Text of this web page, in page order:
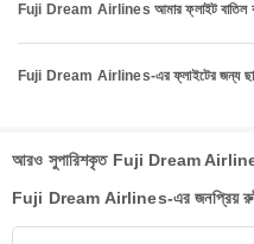
Fuji Dream Airlines আমার ফ্লাইট বাতিল
Fuji Dream Airlines-এর ফ্লাইটের জন্য
আরও সুপারিশকৃত Fuji Dream
Fuji Dream Airlines-এর জনপ্রিয়